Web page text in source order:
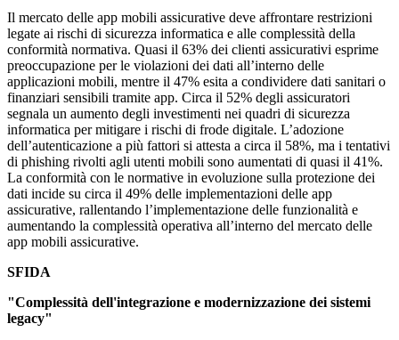
Il mercato delle app mobili assicurative deve affrontare restrizioni
legate ai rischi di sicurezza informatica e alle complessità della
conformità normativa. Quasi il 63% dei clienti assicurativi esprime
preoccupazione per le violazioni dei dati all’interno delle
applicazioni mobili, mentre il 47% esita a condividere dati sanitari o
finanziari sensibili tramite app. Circa il 52% degli assicuratori
segnala un aumento degli investimenti nei quadri di sicurezza
informatica per mitigare i rischi di frode digitale. L’adozione
dell’autenticazione a più fattori si attesta a circa il 58%, ma i tentativi
di phishing rivolti agli utenti mobili sono aumentati di quasi il 41%.
La conformità con le normative in evoluzione sulla protezione dei
dati incide su circa il 49% delle implementazioni delle app
assicurative, rallentando l’implementazione delle funzionalità e
aumentando la complessità operativa all’interno del mercato delle
app mobili assicurative.
SFIDA
"Complessità dell'integrazione e modernizzazione dei sistemi
legacy"